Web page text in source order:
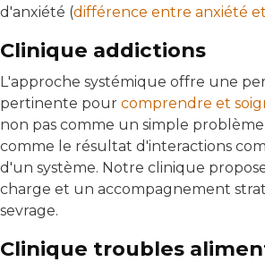
d'anxiété (différence entre anxiété
Clinique addictions
L'approche systémique offre une
pertinente pour comprendre et
non pas comme un simple
comme le résultat d'interactions
d'un système. Notre clinique
charge et un accompagnement
sevrage.
Clinique troubles